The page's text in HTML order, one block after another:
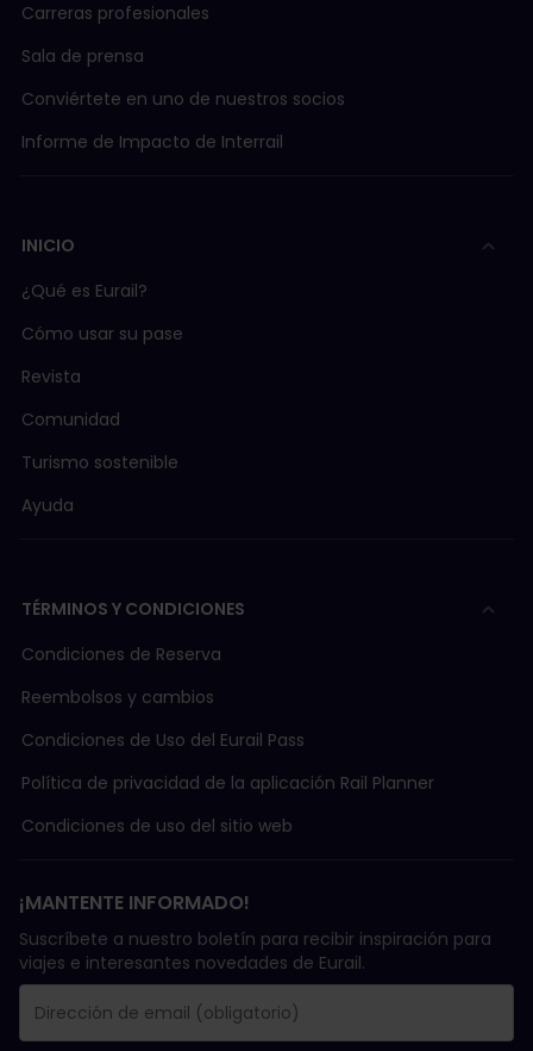
Carreras profesionales
Sala de prensa
Conviértete en uno de nuestros socios
Informe de Impacto de Interrail
INICIO
¿Qué es Eurail?
Cómo usar su pase
Revista
Comunidad
Turismo sostenible
Ayuda
TÉRMINOS Y CONDICIONES
Condiciones de Reserva
Reembolsos y cambios
Condiciones de Uso del Eurail Pass
Política de privacidad de la aplicación Rail Planner
Condiciones de uso del sitio web
¡MANTENTE INFORMADO!
Suscríbete a nuestro boletín para recibir inspiración para
viajes e interesantes novedades de Eurail.